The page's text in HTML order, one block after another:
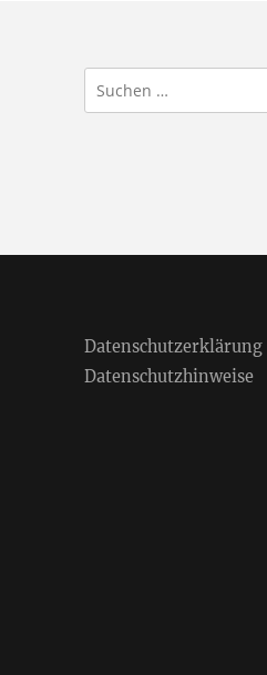
Suchen
nach:
Datenschutzerklärung|
Datenschutzhinweise